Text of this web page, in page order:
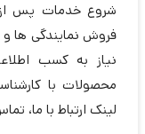
شروع خدمات پس از
فروش نمایندگی ها
نیاز به کسب
محصولات با
لینک ارتباط با ما،